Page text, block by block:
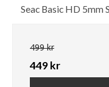
Seac Basic HD 5mm
499 kr
449 kr